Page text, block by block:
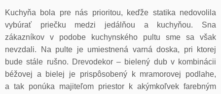
Kuchyňa bola pre nás prioritou, keďže statika nedovolila
vybúrať priečku medzi jedálňou a kuchyňou. Sna
zákazníkov v podobe kuchynského pultu sme sa však
nevzdali. Na pulte je umiestnená varná doska, pri ktorej
bude stále rušno. Drevodekor – bielený dub v kombinácii
béžovej a bielej je prispôsobený k mramorovej podlahe,
a tak ponúka majiteľom priestor k akýmkoľvek farebným